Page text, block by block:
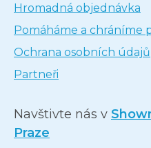
Hromadná objednávka
Pomáháme a chráníme
Ochrana osobních údajů
Partneři
Navštivte nás v
Praze